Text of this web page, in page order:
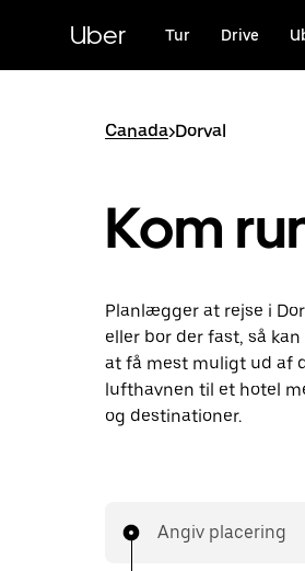
hovedindhold
Uber Tur Drive
Canada>Dorval
Kom
Planlægger at rejse i
eller bor der fast, så
at få mest muligt ud af
lufthavnen til et hotel
og destinationer.
Angiv placering